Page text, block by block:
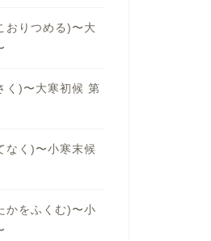
おりつめる)〜大
く)〜大寒初候 第
なく)〜小寒末候
かをふくむ)〜小